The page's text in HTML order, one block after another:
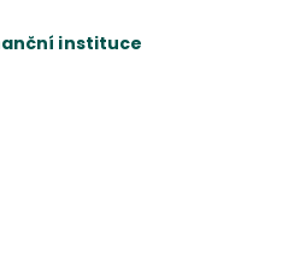
instituce